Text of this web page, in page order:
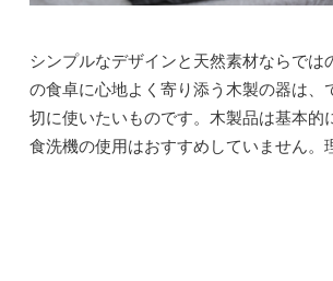
シンプルなデザインと天然素材ならでは
の食卓に心地よく寄り添う木製の器は、
切に使いたいものです。木製品は基本的
食洗機の使用はおすすめしていません。